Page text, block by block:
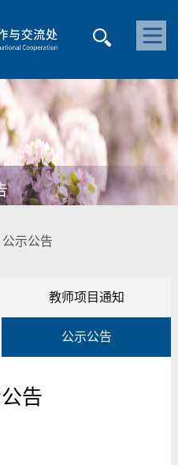
公示公告
教师项目通知
公示公告
告